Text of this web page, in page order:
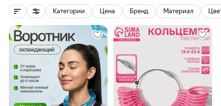
Категории Цена Бренд Материал